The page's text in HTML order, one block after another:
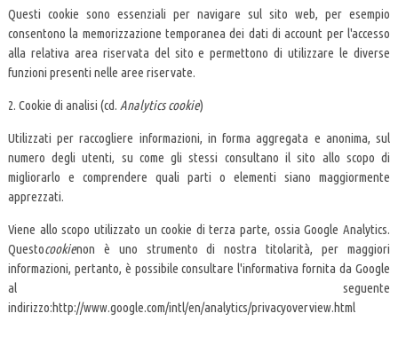
Questi cookie sono essenziali per navigare sul sito web, per esempio
consentono la memorizzazione temporanea dei dati di account per l'accesso
alla relativa area riservata del sito e permettono di utilizzare le diverse
funzioni presenti nelle aree riservate.
2. Cookie di analisi (cd. Analytics cookie)
Utilizzati per raccogliere informazioni, in forma aggregata e anonima, sul
numero degli utenti, su come gli stessi consultano il sito allo scopo di
migliorarlo e comprendere quali parti o elementi siano maggiormente
apprezzati.
Viene allo scopo utilizzato un cookie di terza parte, ossia Google Analytics.
Questocookienon è uno strumento di nostra titolarità, per maggiori
informazioni, pertanto, è possibile consultare l'informativa fornita da Google
al seguente
indirizzo:http://www.google.com/intl/en/analytics/privacyoverview.html